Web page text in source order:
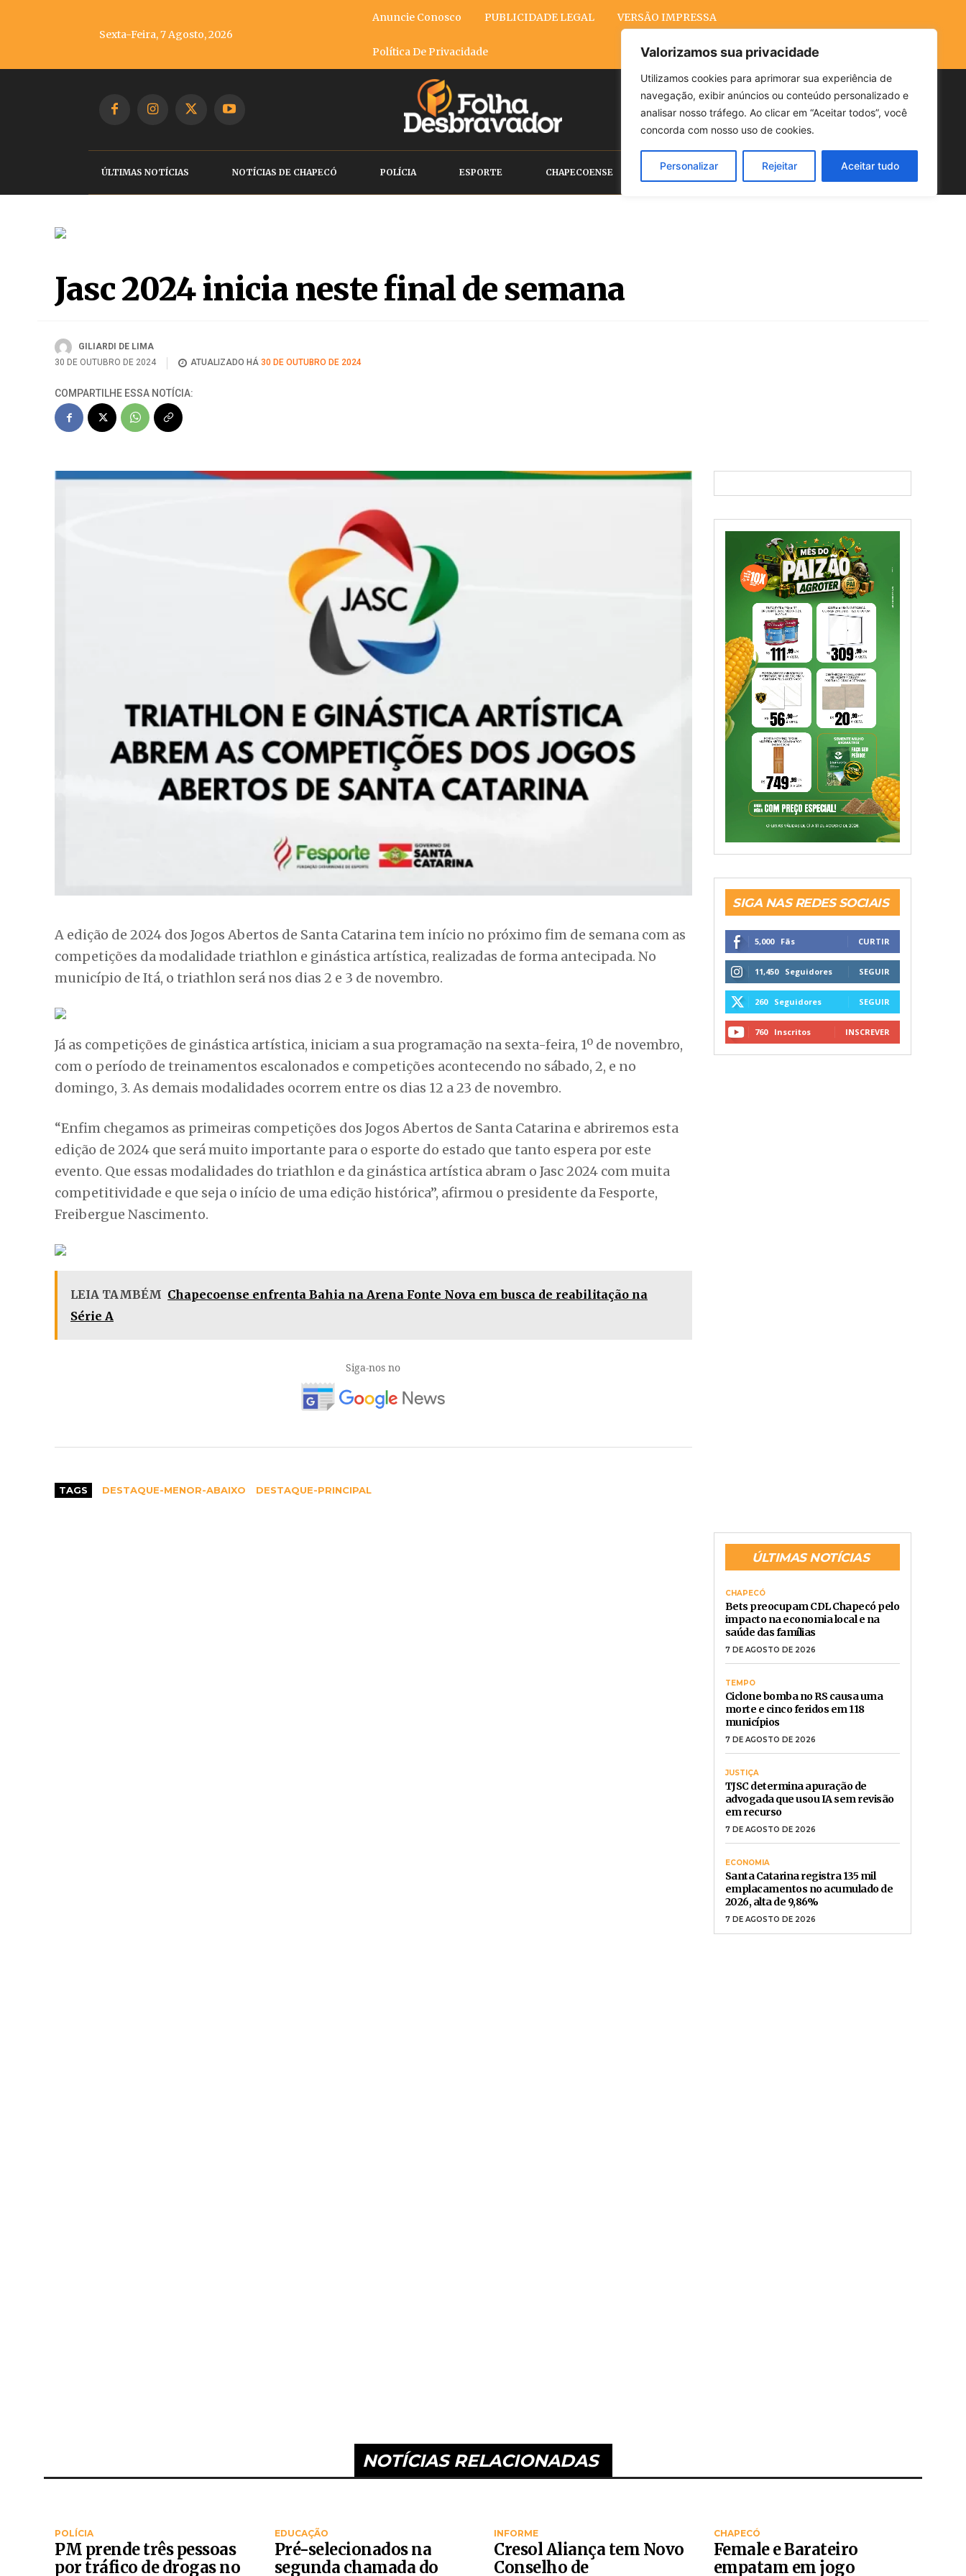
Valorizamos sua privacidade
Utilizamos cookies para aprimorar sua experiência de
navegação, exibir anúncios ou conteúdo personalizado e
analisar nosso tráfego. Ao clicar em “Aceitar todos”, você
concorda com nosso uso de cookies.
Personalizar Rejeitar Aceitar tudo
Sexta-Feira, 7 Agosto, 2026
Anuncie Conosco PUBLICIDADE LEGAL VERSÃO IMPRESSA
Política De Privacidade
Buscar
ÚLTIMAS NOTÍCIAS NOTÍCIAS DE CHAPECÓ POLÍCIA ESPORTE CHAPECOENSE POLÍTICA CLIMA ECONOMIA
Jasc 2024 inicia neste final de semana
GILIARDI DE LIMA
30 DE OUTUBRO DE 2024
ATUALIZADO HÁ 30 DE OUTUBRO DE 2024
COMPARTILHE ESSA NOTÍCIA:
A edição de 2024 dos Jogos Abertos de Santa Catarina tem início no próximo fim de semana com as
competições da modalidade triathlon e ginástica artística, realizadas de forma antecipada. No
município de Itá, o triathlon será nos dias 2 e 3 de novembro.
Já as competições de ginástica artística, iniciam a sua programação na sexta-feira, 1º de novembro,
com o período de treinamentos escalonados e competições acontecendo no sábado, 2, e no
domingo, 3. As demais modalidades ocorrem entre os dias 12 a 23 de novembro.
“Enfim chegamos as primeiras competições dos Jogos Abertos de Santa Catarina e abriremos esta
edição de 2024 que será muito importante para o esporte do estado que tanto espera por este
evento. Que essas modalidades do triathlon e da ginástica artística abram o Jasc 2024 com muita
competitividade e que seja o início de uma edição histórica”, afirmou o presidente da Fesporte,
Freibergue Nascimento.
LEIA TAMBÉM Chapecoense enfrenta Bahia na Arena Fonte Nova em busca de reabilitação na
Série A
Siga-nos no
TAGS DESTAQUE-MENOR-ABAIXO DESTAQUE-PRINCIPAL
SIGA NAS REDES SOCIAIS
5,000 Fãs CURTIR
11,450 Seguidores SEGUIR
260 Seguidores SEGUIR
760 Inscritos INSCREVER
ÚLTIMAS NOTÍCIAS
CHAPECÓ
Bets preocupam CDL Chapecó pelo
impacto na economia local e na
saúde das famílias
7 DE AGOSTO DE 2026
TEMPO
Ciclone bomba no RS causa uma
morte e cinco feridos em 118
municípios
7 DE AGOSTO DE 2026
JUSTIÇA
TJSC determina apuração de
advogada que usou IA sem revisão
em recurso
7 DE AGOSTO DE 2026
ECONOMIA
Santa Catarina registra 135 mil
emplacamentos no acumulado de
2026, alta de 9,86%
7 DE AGOSTO DE 2026
NOTÍCIAS RELACIONADAS
POLÍCIA
PM prende três pessoas
por tráfico de drogas no
EDUCAÇÃO
Pré-selecionados na
segunda chamada do
INFORME
Cresol Aliança tem Novo
Conselho de
CHAPECÓ
Female e Barateiro
empatam em jogo